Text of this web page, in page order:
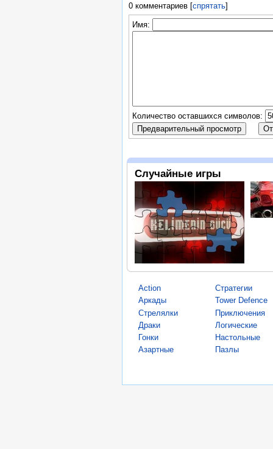
0 комментариев[спрятать]
Имя:
Количество оставшихся символов:
Случайные игры
Action
Аркады
Стрелялки
Драки
Гонки
Азартные
Стратегии
Tower Defence
Приключения
Логические
Настольные
Пазлы